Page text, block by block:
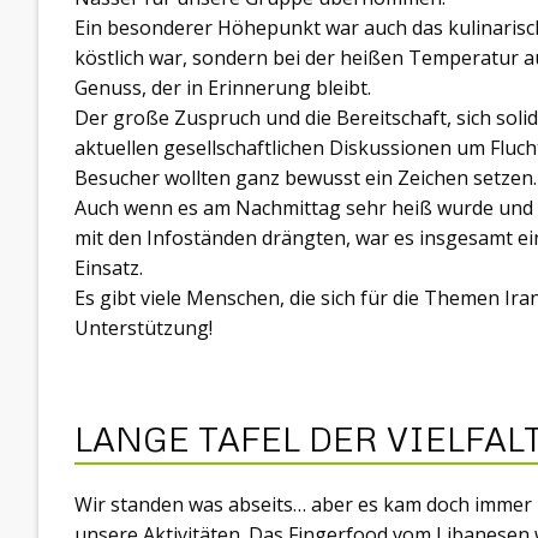
Ein besonderer Höhepunkt war auch das
köstlich war, sondern bei der heißen Temperatur
Genuss, der in Erinnerung bleibt.
Der große Zuspruch und die Bereitschaft, sich
aktuellen gesellschaftlichen Diskussionen um
Besucher wollten ganz bewusst ein Zeichen setzen.
Auch wenn es am Nachmittag sehr heiß wurde
mit den Infoständen drängten, war es insgesamt
Einsatz.
Es gibt viele Menschen, die sich für die Themen
Unterstützung!
LANGE TAFEL DER
Wir standen was abseits… aber es kam doch